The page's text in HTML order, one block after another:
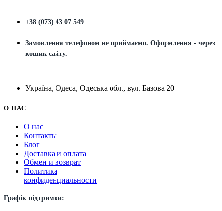
+38 (073) 43 07 549
Замовлення телефоном не приймаємо. Оформлення - через
кошик сайту.
Україна, Одеса, Одеська обл., вул. Базова 20
О НАС
О нас
Контакты
Блог
Доставка и оплата
Обмен и возврат
Политика
конфиденциальности
Графік підтримки: